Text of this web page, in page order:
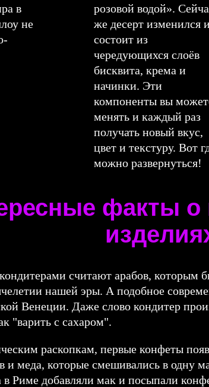
в
не
розовой водой».
же десерт изменился
состоит из
чередующихся слоёв
бисквита, крема и
начинки. Эти
компоненты вы
менять и каждый раз
получать новый вкус,
цвет и текстуру. Вот
можно развернуться!
факты о
считают арабов, которым
нашей эры. А подобное
Венеции. Даже слово кондитер
"варить с сахаром".
раскопкам, первые конфеты
и меда, которые смешивались в одну
в Риме добавляли мак и посыпали